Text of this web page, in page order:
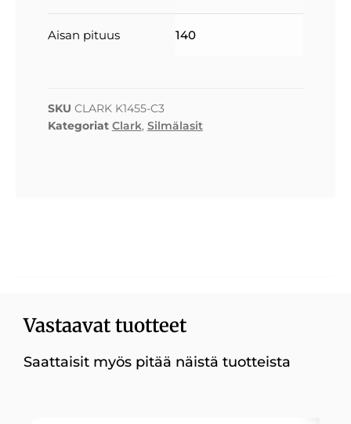
Aisan pituus 140
SKU CLARK K1455-C3
Kategoriat Clark, Silmälasit
Vastaavat tuotteet
Saattaisit myös pitää näistä tuotteista